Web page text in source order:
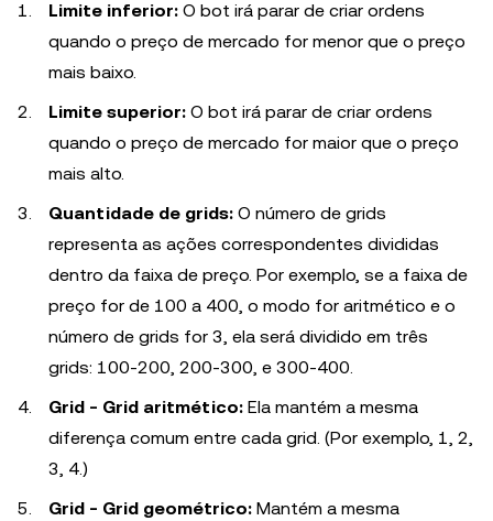
Limite inferior: O bot irá parar de criar ordens
quando o preço de mercado for menor que o preço
mais baixo.
Limite superior: O bot irá parar de criar ordens
quando o preço de mercado for maior que o preço
mais alto.
Quantidade de grids: O número de grids
representa as ações correspondentes divididas
dentro da faixa de preço. Por exemplo, se a faixa de
preço for de 100 a 400, o modo for aritmético e o
número de grids for 3, ela será dividido em três
grids: 100-200, 200-300, e 300-400.
Grid - Grid aritmético: Ela mantém a mesma
diferença comum entre cada grid. (Por exemplo, 1, 2,
3, 4.)
Grid - Grid geométrico: Mantém a mesma